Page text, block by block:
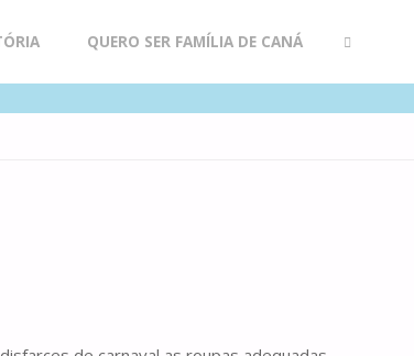
QUERO SER FAMÍLIA DE CANÁ